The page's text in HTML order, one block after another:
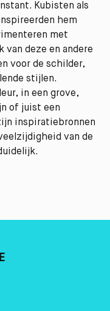
Kubisten als
hem
met
deze en andere
voor de schilder,
stijlen.
in een grove,
of juist een
inspiratiebronnen
van de